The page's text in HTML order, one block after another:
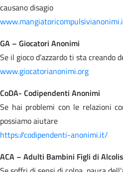
causano disagio
GA – Giocatori Anonimi
Se il gioco d’azzardo ti sta creando
www.giocatorianonimi.org
CoDA- Codipendenti Anonimi
Se hai problemi con le relazioni
possiamo aiutare
https://codipendenti-anonimi.it/
ACA – Adulti Bambini Figli di